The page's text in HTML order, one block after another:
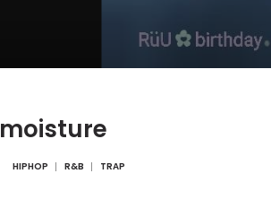
moisture
HIPHOP R&B TRAP